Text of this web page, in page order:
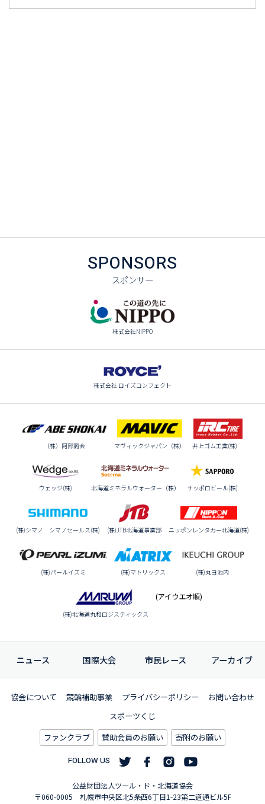
SPONSORS
スポンサー
株式会社NIPPO
株式会社 ロイズコンフェクト
（株）阿部商会 マヴィックジャパン（株） 井上ゴム工業(株)
ウェッジ(株) 北海道ミネラルウォーター（株） サッポロビール(株)
(株)シマノ シマノセールス(株) (株)JTB北海道事業部 ニッポンレンタカー北海道(株)
(株)パールイズミ (株)マトリックス (株)丸ヨ池内
(株)北海道丸和ロジスティックス
(アイウエオ順)
ニュース 国際大会 市民レース アーカイブ
協会について 競輪補助事業 プライバシーポリシー
お問い合わせ
スポーツくじ
ファンクラブ
賛助会員のお願い 寄附のお願い
FOLLOW US
公益財団法人ツール・ド・北海道協会
〒060-0005 札幌市中央区北5条西6丁目1-23第二道通ビル5F